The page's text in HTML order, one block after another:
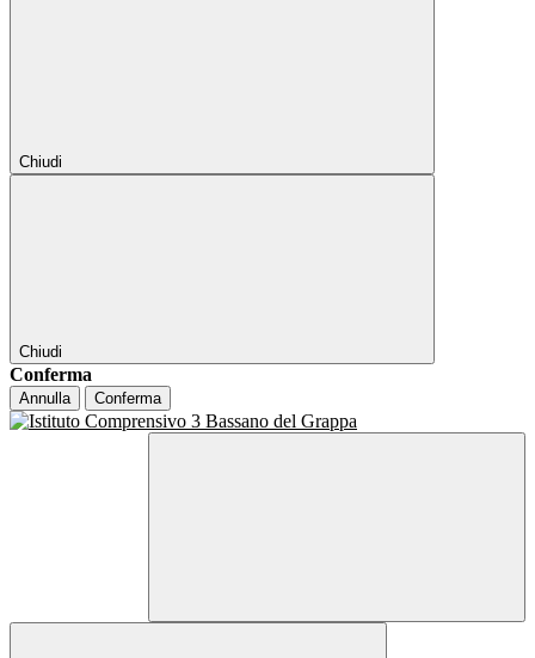
Chiudi
Chiudi
Conferma
Annulla Conferma